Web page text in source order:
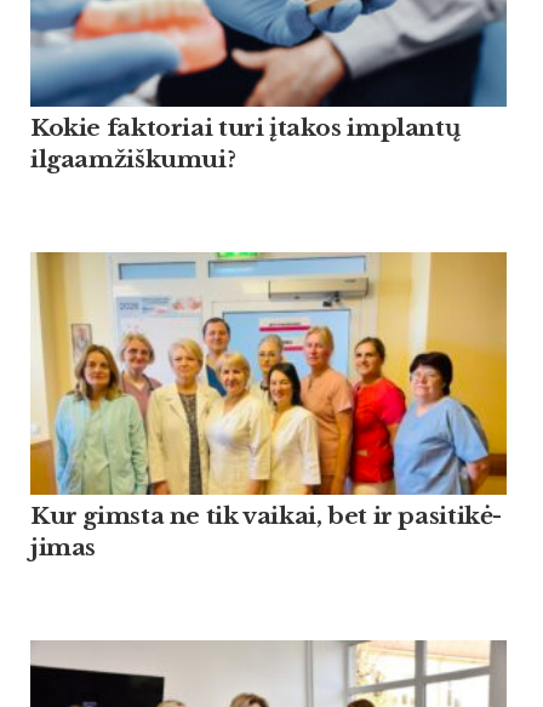
Kokie faktoriai turi įtakos implantų
ilgaamžiškumui?
Kur gims­ta ne tik vai­kai, bet ir pa­si­ti­kė­
ji­mas